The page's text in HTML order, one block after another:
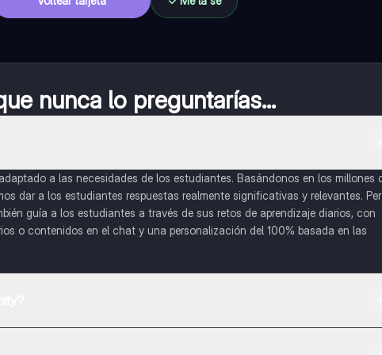
nunca lo preguntarías...
a las necesidades de los estudiantes. Basándonos en los millones
dar a los estudiantes respuestas realmente significativas y relevantes.
guía a los estudiantes a través de sus retos de aprendizaje diarios, con
o contenidos en el chat y una personalización del 100% basada en las